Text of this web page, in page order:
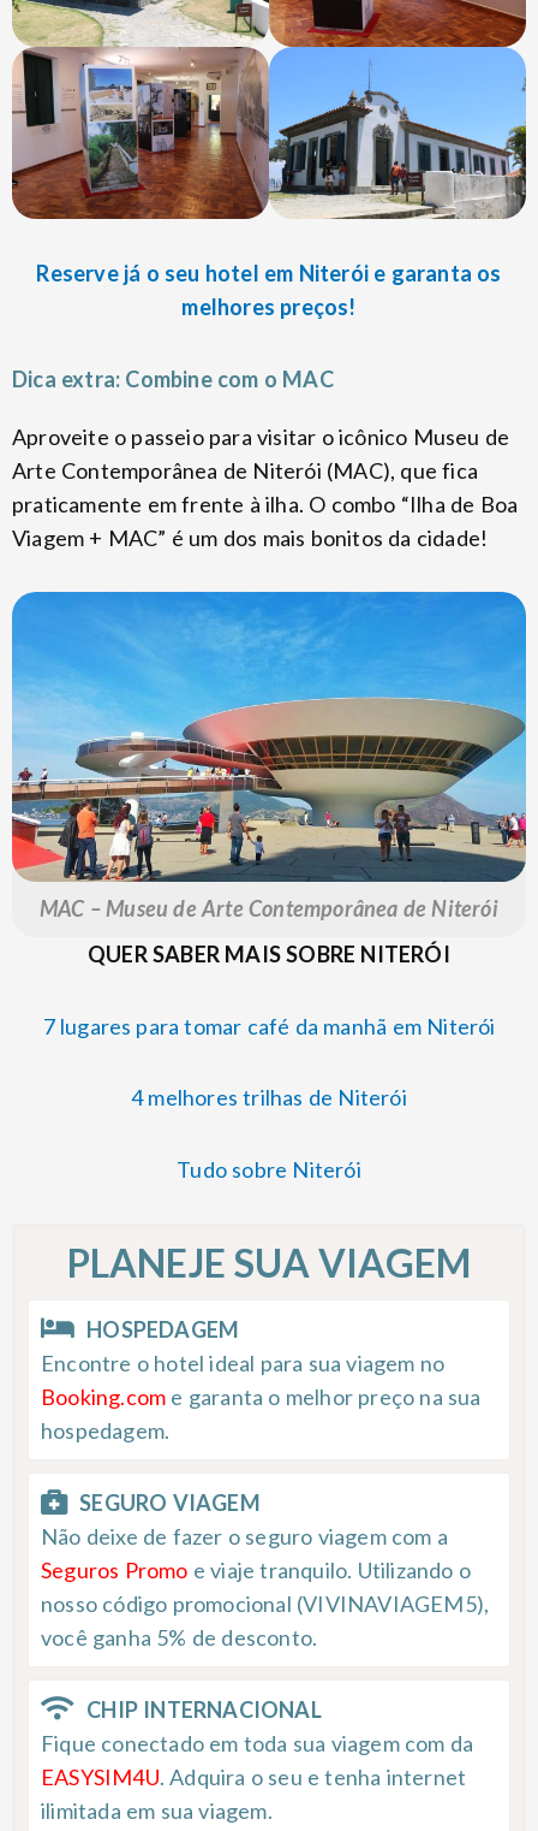
Reserve já o seu hotel em Niterói e garanta os
melhores preços!
Dica extra: Combine com o MAC
Aproveite o passeio para visitar o icônico Museu de
Arte Contemporânea de Niterói (MAC), que fica
praticamente em frente à ilha. O combo “Ilha de Boa
Viagem + MAC” é um dos mais bonitos da cidade!
MAC – Museu de Arte Contemporânea de Niterói
QUER SABER MAIS SOBRE NITERÓI
7 lugares para tomar café da manhã em Niterói
4 melhores trilhas de Niterói
Tudo sobre Niterói
PLANEJE SUA VIAGEM
HOSPEDAGEM
Encontre o hotel ideal para sua viagem no
Booking.com e garanta o melhor preço na sua
hospedagem.
SEGURO VIAGEM
Não deixe de fazer o seguro viagem com a
Seguros Promo e viaje tranquilo. Utilizando o
nosso código promocional (VIVINAVIAGEM5),
você ganha 5% de desconto.
CHIP INTERNACIONAL
Fique conectado em toda sua viagem com da
EASYSIM4U. Adquira o seu e tenha internet
ilimitada em sua viagem.